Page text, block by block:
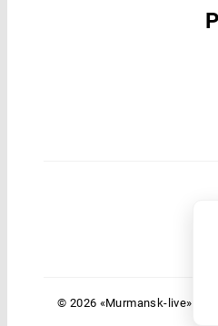
© 2026 «Murmansk-live» |